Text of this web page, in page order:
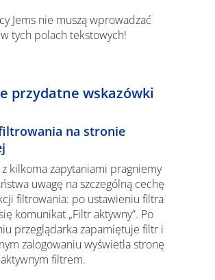
Jems nie muszą wprowadzać
tych polach tekstowych!
przydatne wskazówki
na stronie
kilkoma zapytaniami pragniemy
uwagę na szczególną cechę
filtrowania: po ustawieniu filtra
komunikat „Filtr aktywny”. Po
przeglądarka zapamiętuje filtr i
zalogowaniu wyświetla stronę
filtrem.